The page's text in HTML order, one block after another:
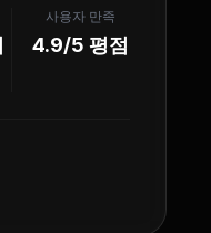
사용자 만족
4.9/5 평점